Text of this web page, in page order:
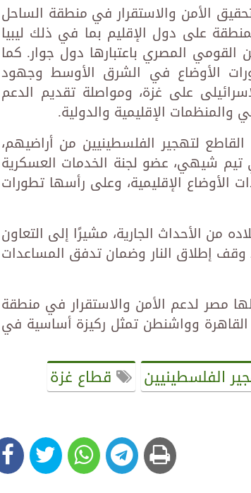
الأمن والاستقرار في منطقة الساحل
على دول الإقليم بما في ذلك ليبيا
القومي المصري باعتبارها دول جوار. كما
الأوضاع في الشرق الأوسط وجهود
على غزة، ومواصلة تقديم الدعم
الإقليمية والدولية.
لتهجير الفلسطينيين من أراضيهم،
تيم شيهي، عضو لجنة الخدمات العسكرية
الأوضاع الإقليمية، وعلى رأسها تطورات
من الأحداث الجارية، مشيرًا إلى التعاون
وقف إطلاق النار وضمان تدفق المساعدات
مصر لدعم الأمن والاستقرار في منطقة
القاهرة وواشنطن تمثل ركيزة أساسية في
الفلسطينيين
قطاع غزة